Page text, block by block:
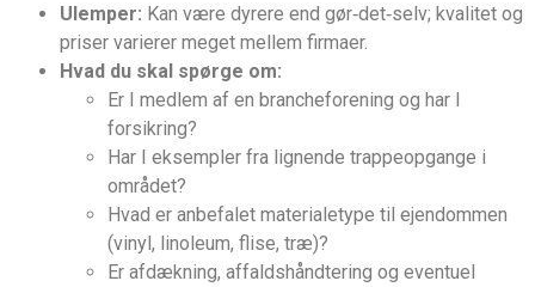
Ulemper: Kan være dyrere end gør‑det‑selv; kvalitet og
priser varierer meget mellem firmaer.
Hvad du skal spørge om:
Er I medlem af en brancheforening og har I
forsikring?
Har I eksempler fra lignende trappeopgange i
området?
Hvad er anbefalet materialetype til ejendommen
(vinyl, linoleum, flise, træ)?
Er afdækning, affaldshåndtering og eventuel